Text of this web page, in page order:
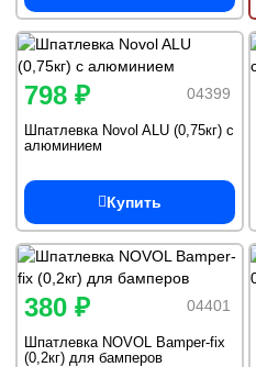
04399
798 ₽
Шпатлевка Novol ALU (0,75кг) с
алюминием
Купить
04401
380 ₽
Шпатлевка NOVOL Bamper-fix
(0,2кг) для бамперов